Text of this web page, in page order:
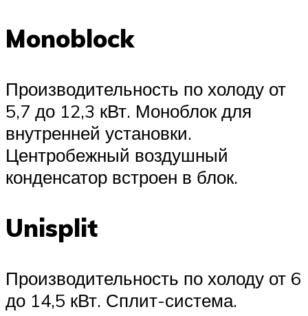
Monoblock
Производительность по холоду от
5,7 до 12,3 кВт. Моноблок для
внутренней установки.
Центробежный воздушный
конденсатор встроен в блок.
Unisplit
Производительность по холоду от 6
до 14,5 кВт. Сплит-система.